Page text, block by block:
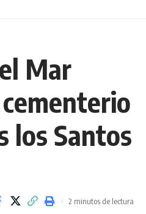
Mar
los Santos
2 minutos de lectura